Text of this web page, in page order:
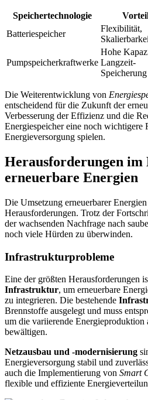
Speichertechnologie
Batteriespeicher
Flexibilität,
Pumpspeicherkraftwerke
Hohe
Langzeit-
Speicherung
Die Weiterentwicklung von
entscheidend für die Zukunft der
Verbesserung der Effizienz und die
Energiespeicher eine noch wichtigere
Energieversorgung spielen.
Herausforderungen im
erneuerbare Energien
Die Umsetzung erneuerbarer
Herausforderungen. Trotz der
der wachsenden Nachfrage nach
noch viele Hürden zu überwinden.
Infrastrukturprobleme
Eine der größten Herausforderungen
Infrastruktur, um erneuerbare
zu integrieren. Die bestehende
Brennstoffe ausgelegt und muss
um die variierende Energieproduktion
bewältigen.
Netzausbau und -modernisierung
Energieversorgung stabil und
auch die Implementierung von Smart
flexible und effiziente